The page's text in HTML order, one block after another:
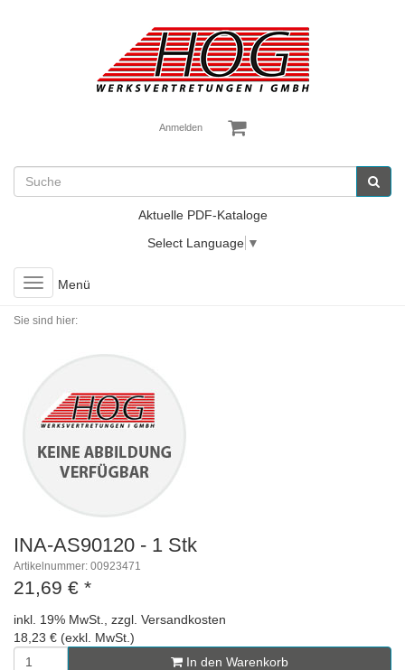
Anmelden
Aktuelle PDF-Kataloge
Select Language ▼
Toggle
navigation
Menü
Sie sind hier:
INA-AS90120 - 1 Stk
Artikelnummer: 00923471
21,69 € *
inkl. 19% MwSt., zzgl. Versandkosten
18,23 € (exkl. MwSt.)
In den Warenkorb